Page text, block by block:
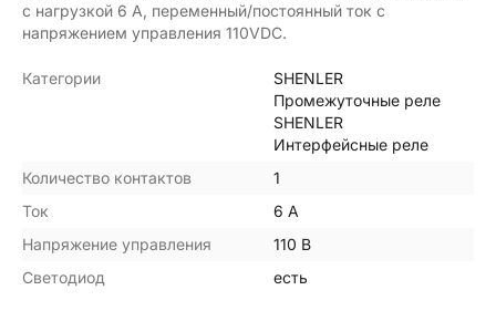
с нагрузкой 6 А, переменный/постоянный ток с
напряжением управления 110VDC.
Категории
SHENLER
Промежуточные реле
SHENLER
Интерфейсные реле
Количество контактов
1
Ток
6 А
Напряжение управления
110 В
Светодиод
есть